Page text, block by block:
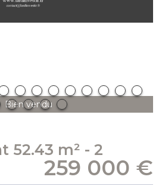
Bien vendu
259 000 €